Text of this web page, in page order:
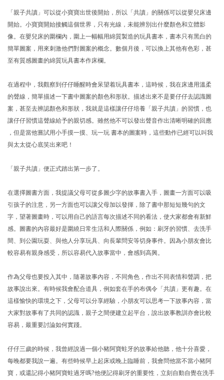
「親子共讀」可以從小寶寶出世後開始，所以「共讀」的關係可以從嬰兒床邊
開始。小寶寶開始接觸這個世界，只有光線，未能辨別出什麼顏色和立體影
像。在嬰兒床的圍欄內，圍上一幅幅用綿質製造的玩具書本，書本只有黑白的
簡單圖案，用來刺激他們對圖案的概念。 數個月後 ，可以換上其他有色彩，甚
至有質感圖畫的綿質玩具書本作床欄。
在過程中，我觀察到仔仔睡醒時會呆望着玩具書本，這時候， 我在床邊用溫柔
的聲線，簡單描述一下書中圖案的顏色和形狀。描述出來不是要仔仔去認識圖
案，甚至去辨認顏色和形狀，我就是這樣讓仔仔培養「親子共讀」的習慣，也
讓仔仔習慣這聲線給予的親切感。雖然他不可以發出聲音作出清晰明確的回應
， 但是當他嘗試用小手摸一摸、玩一玩書本的圖案時，這些動作已經可以叫我
與太太從心底笑出來吧！
「親子共讀」便正式踏出第一步了。
在選擇圖書方面，我提議父母可從多圖少字的故事書入手，圖畫一方面可以吸
引孩子的注意，另一方面也可以讓父母加以發揮，除了書中那短短幾句的文
字，望著圖畫時，可以用自己的語言每次描述不同的看法，使大家都會有新鮮
感。圖書的內容最好是圍繞日常生活和人際關係，例如：刷牙的習慣、去洗手
間、到公園玩耍、與他人分享玩具、向長輩問安等切身事件。因為小朋友會比
較容易有親身感受，所以容易代入故事當中，會感到高興。
作為父母也要投入其中，隨著故事內容，不同角色，作出不同表情和聲調，把
故事說出來。有時候我會配合道具，例如套在手的布偶令「共讀」更有趣。在
這樣愉快的環境之下，父母可以分享經驗，小朋友可以思考一下故事內容，當
大家對故事有了共同的認識，親子之間便建立起平台，說出故事教訓亦會比較
容易，最重要討論如何實踐。
仔仔三歲的時候，我曾經說過一個小豬阿寶蛀牙的故事給他聽，他十分喜愛，
每晚都要我說一遍。有些時候早上起床或晚上臨睡前，我會問他當不當小豬阿
寶，或還記得小豬阿寶蛀過牙嗎?他便記得刷牙的重要性，立刻自動自覺在洗手